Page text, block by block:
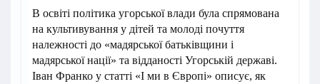
В освіті політика угорської влади була спрямована
на культивування у дітей та молоді почуття
належності до «мадярської батьківщини і
мадярської нації» та відданості Угорській державі.
Іван Франко у статті «І ми в Європі» описує, як